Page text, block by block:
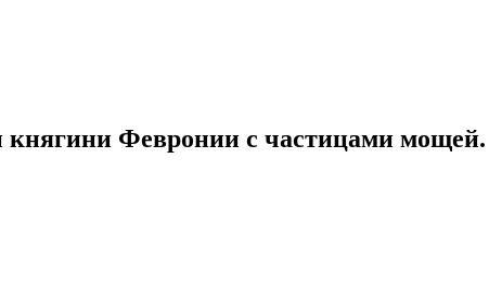
княгини Февронии с частицами мощей.